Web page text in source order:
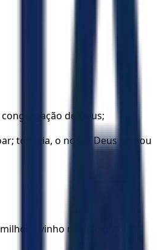
de Deus;
todavia, o nosso Deus tornou
o vinho novo, e o azeite,